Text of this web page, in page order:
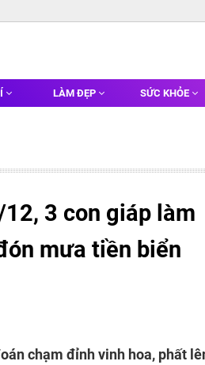
LÀM ĐẸP SỨC KHỎE
3 con giáp làm
mưa tiền biển
chạm đỉnh vinh hoa, phất